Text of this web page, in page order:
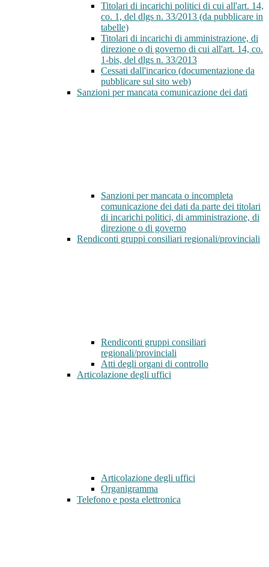
Titolari di incarichi politici di cui all'art. 14,
co. 1, del dlgs n. 33/2013 (da pubblicare in
tabelle)
Titolari di incarichi di amministrazione, di
direzione o di governo di cui all'art. 14, co.
1-bis, del dlgs n. 33/2013
Cessati dall'incarico (documentazione da
pubblicare sul sito web)
Sanzioni per mancata comunicazione dei dati
Sanzioni per mancata o incompleta
comunicazione dei dati da parte dei titolari
di incarichi politici, di amministrazione, di
direzione o di governo
Rendiconti gruppi consiliari regionali/provinciali
Rendiconti gruppi consiliari
regionali/provinciali
Atti degli organi di controllo
Articolazione degli uffici
Articolazione degli uffici
Organigramma
Telefono e posta elettronica